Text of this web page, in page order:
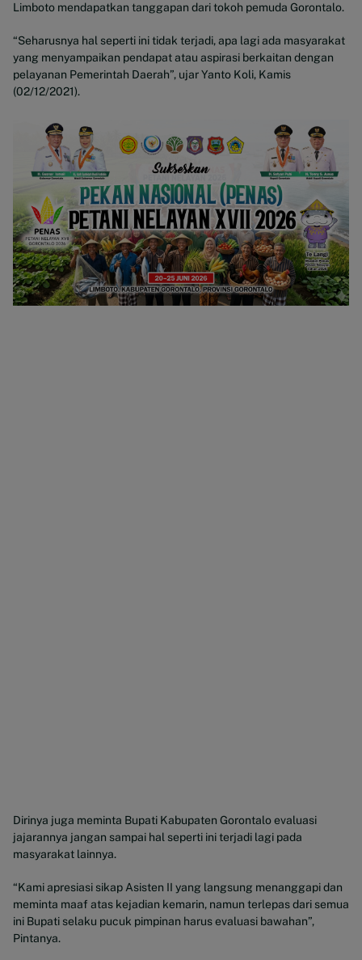
Limboto mendapatkan tanggapan dari tokoh pemuda Gorontalo.
“Seharusnya hal seperti ini tidak terjadi, apa lagi ada masyarakat
yang menyampaikan pendapat atau aspirasi berkaitan dengan
pelayanan Pemerintah Daerah”, ujar Yanto Koli, Kamis
(02/12/2021).
Dirinya juga meminta Bupati Kabupaten Gorontalo evaluasi
jajarannya jangan sampai hal seperti ini terjadi lagi pada
masyarakat lainnya.
“Kami apresiasi sikap Asisten II yang langsung menanggapi dan
meminta maaf atas kejadian kemarin, namun terlepas dari semua
ini Bupati selaku pucuk pimpinan harus evaluasi bawahan”,
Pintanya.